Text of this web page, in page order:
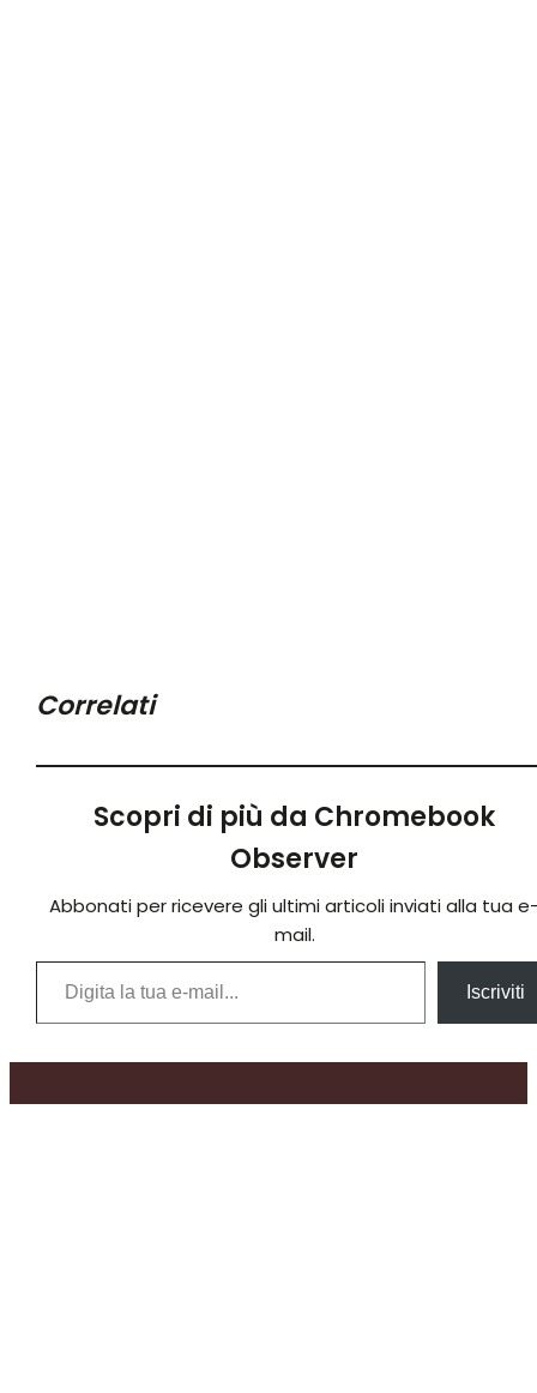
Correlati
Scopri di più da Chromebook
Observer
Abbonati per ricevere gli ultimi articoli inviati alla tua
mail.
Digita la tua e-mail...
Iscriviti